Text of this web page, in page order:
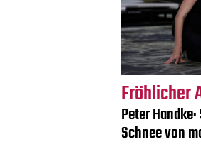
Fröhlicher
Peter
Schnee von